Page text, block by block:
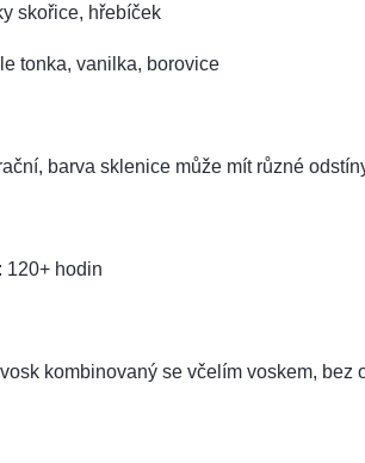
skořice, hřebíček
tonka, vanilka, borovice
barva sklenice může mít různé
120+ hodin
kombinovaný se včelím voskem, bez